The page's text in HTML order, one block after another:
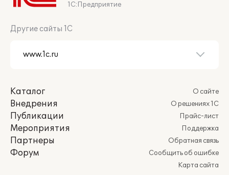
1С:Предприятие
Другие сайты 1С
Каталог
Внедрения
Публикации
Мероприятия
Партнеры
Форум
О сайте
О решениях 1С
Прайс-лист
Поддержка
Обратная связь
Сообщить об ошибке
Карта сайта